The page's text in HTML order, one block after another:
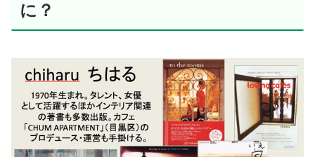
に？